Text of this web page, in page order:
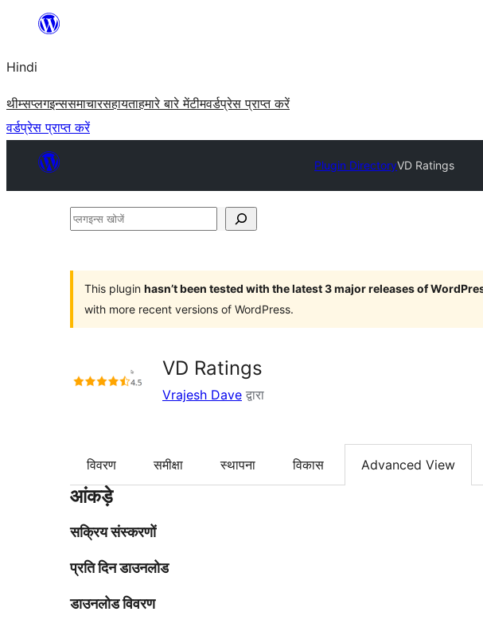
सामग्री
जाएं
Hindi
थीम्सप्लगइन्ससमाचारसहायताहमारे बारे मेंटीमवर्डप्रेस प्राप्त करें
वर्डप्रेस प्राप्त करें
Plugin DirectoryVD Ratings
प्लगइन्स
This plugin hasn’t been tested with the latest 3 major releases of
with more recent versions of WordPress.
VD Ratings
Vrajesh Dave द्वारा
विवरण समीक्षा स्थापना विकास Advanced View
आंकड़े
सक्रिय संस्करणों
प्रति दिन डाउनलोड
डाउनलोड विवरण